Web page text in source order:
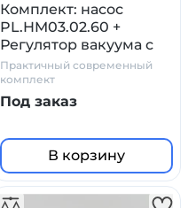
Комплект: насос
PL.HM03.02.60 +
Регулятор вакуума с
манометром и
сепаратором
(ловушкой)
Практичный современный
комплект
Под заказ
В корзину